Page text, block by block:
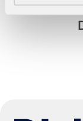
EN